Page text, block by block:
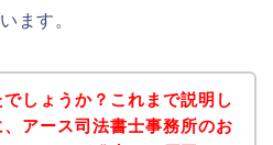
ます。
しょうか？これまで説明し
アース司法書士事務所のお